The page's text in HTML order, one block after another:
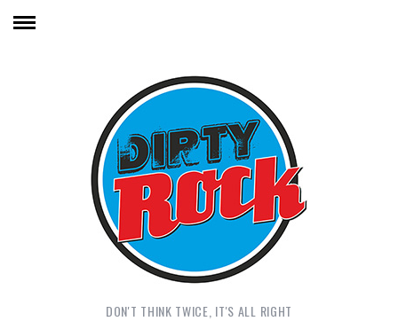
DON'T THINK TWICE, IT'S ALL RIGHT